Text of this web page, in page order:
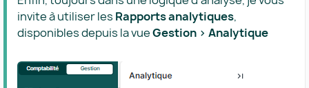
invite à utiliser les Rapports analytiques,
disponibles depuis la vueGestion > Analytique